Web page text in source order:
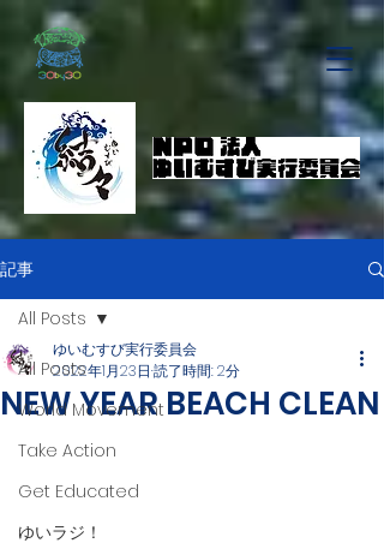
記事
All Posts
World Movement
Take Action
Get Educated
ゆいラジ！
All Posts
NEW YEAR BEACH CLEAN
ゆいむすび実行委員会
2022年1月23日 読了時間: 2分